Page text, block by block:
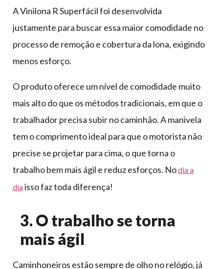
A Vinilona R Superfácil foi desenvolvida
justamente para buscar essa maior comodidade no
processo de remoção e cobertura da lona, exigindo
menos esforço.
O produto oferece um nível de comodidade muito
mais alto do que os métodos tradicionais, em que o
trabalhador precisa subir no caminhão. A manivela
tem o comprimento ideal para que o motorista não
precise se projetar para cima, o que torna o
trabalho bem mais ágil e reduz esforços. Nodia a
diaisso faz toda diferença!
3. O trabalho se torna
mais ágil
Caminhoneiros estão sempre de olho no relógio, já